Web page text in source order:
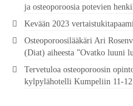
ja osteoporoosia potevien
Kevään 2023
Osteoporoosilääkäri Ari
(Diat) aiheesta ”Ovatko luuni
Tervetuloa osteoporoosin
kylpylähotelli Kumpeliin 11-